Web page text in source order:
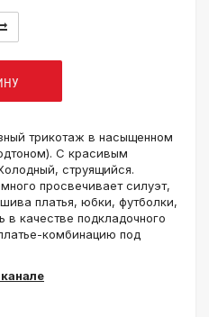
трикотаж в насыщенном
С красивым
струящийся.
просвечивает силуэт,
платья, юбки, футболки,
качестве подкладочного
комбинацию под